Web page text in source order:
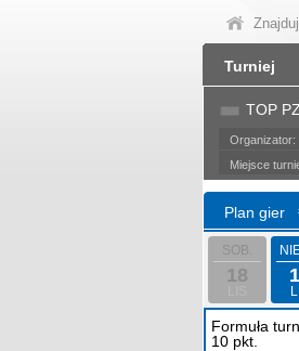
Turniej
TOP
Organizator:
Miejsce
Plan gier
SOB.
18
Formuła
10 pkt.